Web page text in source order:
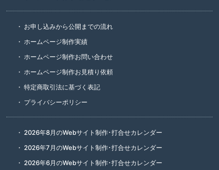
お申し込みから公開までの流れ
ホームページ制作実績
ホームページ制作お問い合わせ
ホームページ制作お見積り依頼
特定商取引法に基づく表記
プライバシーポリシー
2026年8月のWebサイト制作･打合せカレンダー
2026年7月のWebサイト制作･打合せカレンダー
2026年6月のWebサイト制作･打合せカレンダー